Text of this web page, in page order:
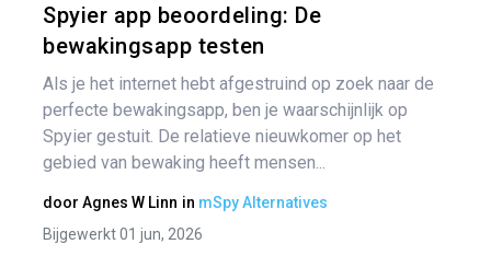
Spyier app beoordeling: De
bewakingsapp testen
Als je het internet hebt afgestruind op zoek naar de
perfecte bewakingsapp, ben je waarschijnlijk op
Spyier gestuit. De relatieve nieuwkomer op het
gebied van bewaking heeft mensen...
door Agnes W Linn in mSpy Alternatives
Bijgewerkt 01 jun, 2026